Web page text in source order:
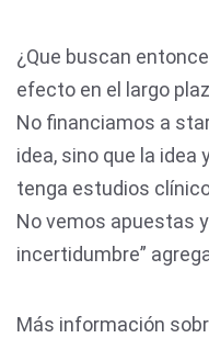
¿Que buscan
efecto en el largo
No financiamos a
idea, sino que la idea
tenga estudios
No vemos apuestas
incertidumbre”
Más información